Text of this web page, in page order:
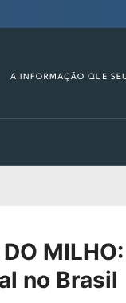
no Brasil